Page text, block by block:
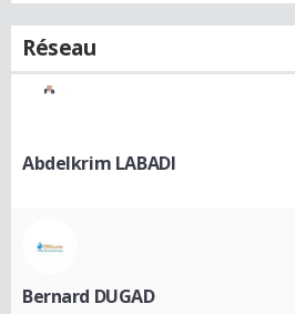
Réseau
Abdelkrim LABADI
Bernard DUGAD